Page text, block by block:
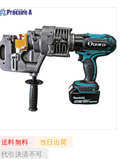
送料無料
当日出荷
代引決済不可